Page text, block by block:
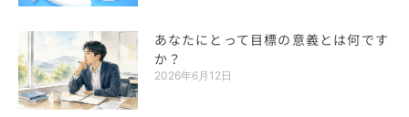
あなたにとって目標の意義とは何です
か？
2026年6月12日